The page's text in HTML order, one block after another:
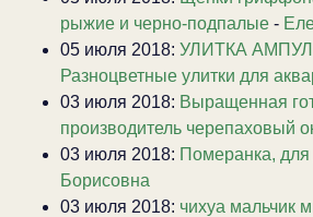
рыжие и черно-подпалые -
05 июля 2018: УЛИТКА
Разноцветные улитки для
03 июля 2018: Выращенная
производитель черепаховый
03 июля 2018: Померанка,
Борисовна
03 июля 2018: чихуа мальчик